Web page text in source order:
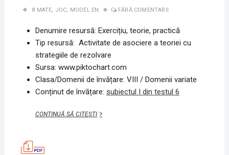
8 MATE, JOC, MODEL EN FĂRĂ COMENTARII
Denumire resursă: Exercițiu, teorie, practică
Tip resursă: Activitate de asociere a teoriei cu
strategiile de rezolvare
Sursa: www.piktochart.com
Clasa/Domenii de învățare: VIII / Domenii variate
Conținut de învățare: subiectul I din testul 6
CONTINUĂ SĂ CITEȘTIEXERCIȚIU,